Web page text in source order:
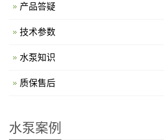
产品答疑
技术参数
水泵知识
质保售后
水泵案例